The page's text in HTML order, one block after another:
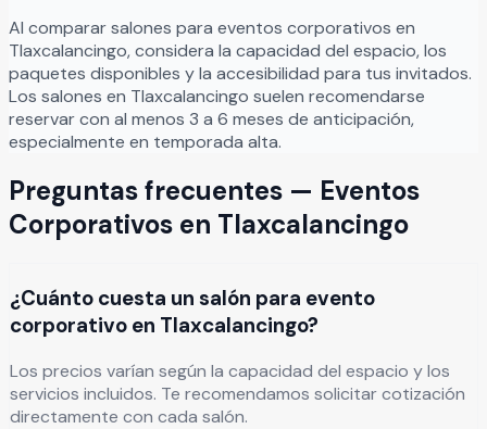
Al comparar salones para eventos corporativos en
Tlaxcalancingo, considera la capacidad del espacio, los
paquetes disponibles y la accesibilidad para tus invitados.
Los salones en Tlaxcalancingo suelen recomendarse
reservar con al menos 3 a 6 meses de anticipación,
especialmente en temporada alta.
Preguntas frecuentes — Eventos
Corporativos en Tlaxcalancingo
¿Cuánto cuesta un salón para evento
corporativo en Tlaxcalancingo?
Los precios varían según la capacidad del espacio y los
servicios incluidos. Te recomendamos solicitar cotización
directamente con cada salón.